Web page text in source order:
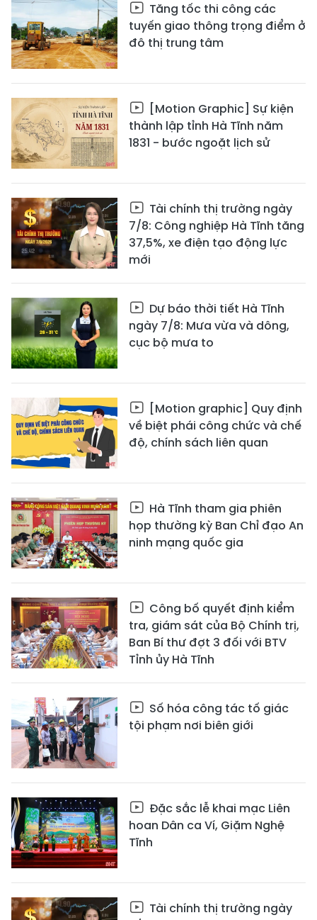
Tăng tốc thi công các
tuyến giao thông trọng điểm ở
đô thị trung tâm
[Motion Graphic] Sự kiện
thành lập tỉnh Hà Tĩnh năm
1831 - bước ngoặt lịch sử
Tài chính thị trường ngày
7/8: Công nghiệp Hà Tĩnh tăng
37,5%, xe điện tạo động lực
mới
Dự báo thời tiết Hà Tĩnh
ngày 7/8: Mưa vừa và dông,
cục bộ mưa to
[Motion graphic] Quy định
về biệt phái công chức và chế
độ, chính sách liên quan
Hà Tĩnh tham gia phiên
họp thường kỳ Ban Chỉ đạo An
ninh mạng quốc gia
Công bố quyết định kiểm
tra, giám sát của Bộ Chính trị,
Ban Bí thư đợt 3 đối với BTV
Tỉnh ủy Hà Tĩnh
Số hóa công tác tố giác
tội phạm nơi biên giới
Đặc sắc lễ khai mạc Liên
hoan Dân ca Ví, Giặm Nghệ
Tĩnh
Tài chính thị trường ngày